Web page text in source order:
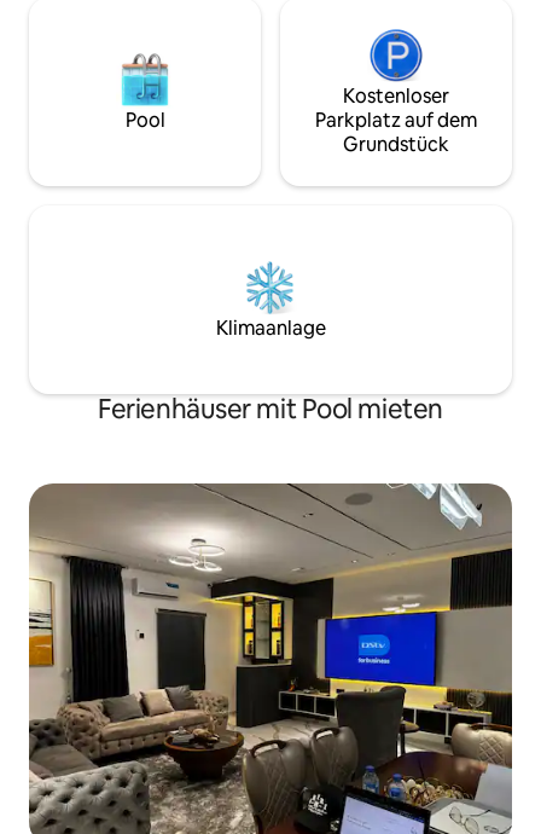
Pool
Kostenloser
Parkplatz auf dem
Grundstück
Klimaanlage
Ferienhäuser mit Pool mieten